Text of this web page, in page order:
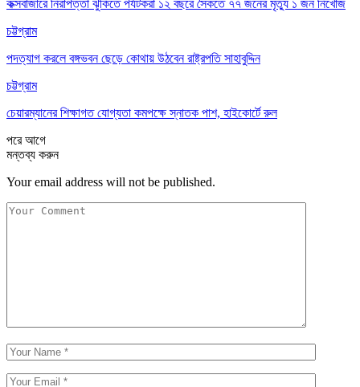
কক্সবাজারে নিরাপত্তা ঝুঁকিতে পর্যটকরা ১২ বছরে সৈকতে ৭৭ জনের মৃত্যু ১ জন নিখোঁজ
চট্টগ্রাম
পদত্যাগ করলে বঙ্গভবন ছেড়ে কোথায় উঠবেন রাষ্ট্রপতি সাহাবুদ্দিন
চট্টগ্রাম
চেয়ারম্যানের শিক্ষাগত যোগ্যতা কমপক্ষে স্নাতক পাশ, হাইকোর্টে রুল
পরেআগে
মন্তব্য করুন
Your email address will not be published.